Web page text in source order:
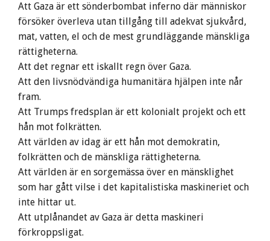
Att Gaza är ett sönderbombat inferno där människor
försöker överleva utan tillgång till adekvat sjukvård,
mat, vatten, el och de mest grundläggande mänskliga
rättigheterna.
Att det regnar ett iskallt regn över Gaza.
Att den livsnödvändiga humanitära hjälpen inte når
fram.
Att Trumps fredsplan är ett kolonialt projekt och ett
hån mot folkrätten.
Att världen av idag är ett hån mot demokratin,
folkrätten och de mänskliga rättigheterna.
Att världen är en sorgemässa över en mänsklighet
som har gått vilse i det kapitalistiska maskineriet och
inte hittar ut.
Att utplånandet av Gaza är detta maskineri
förkroppsligat.